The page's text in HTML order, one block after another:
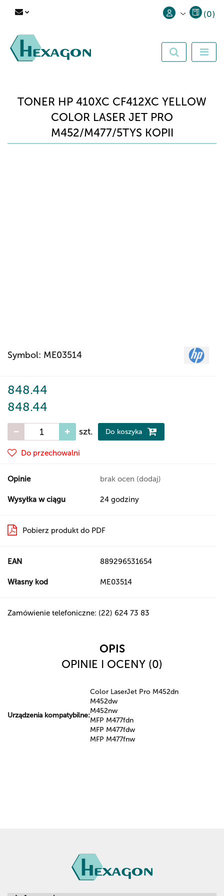
Zarejestruj się
(0)
TONER HP 410XC CF412XC YELLOW
COLOR LASER JET PRO
M452/M477/5TYS KOPII
Symbol: ME03514
848.44
848.44
szt. Do koszyka
Do przechowalni
Opinie brak ocen (dodaj)
Wysyłka w ciągu 24 godziny
Pobierz produkt do PDF
EAN 889296531654
Własny kod ME03514
Zamówienie telefoniczne: (22) 624 73 83
OPIS
OPINIE I OCENY (0)
Urządzenia kompatybilne:
Color LaserJet Pro M452dn
M452dw
M452nw
MFP M477fdn
MFP M477fdw
MFP M477fnw